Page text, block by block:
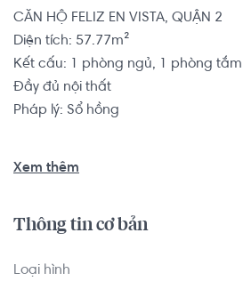
CĂN HỘ FELIZ EN VISTA, QUẬN 2
Diện tích: 57.77m²
Kết cấu: 1 phòng ngủ, 1 phòng tắm
Đầy đủ nội thất
Pháp lý: Sổ hồng
các tiện ích về y tế, giáo dục và giải
Khoa quốc tế An Phú...
Xem thêm
Thông tin cơ bản
Loại hình